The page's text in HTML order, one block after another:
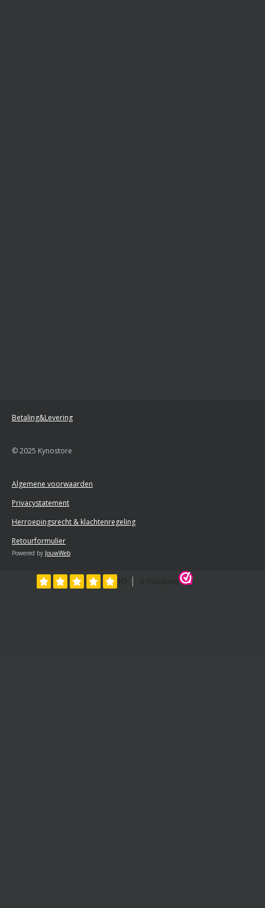
Betaling&Levering
© 2025 Kynostore
Algemene voorwaarden
Privacystatement
Herroepingsrecht & klachtenregeling
Retourformulier
Powered by JouwWeb